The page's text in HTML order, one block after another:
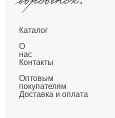
Каталог
О
нас
Контакты
Оптовым
покупателям
Доставка и оплата